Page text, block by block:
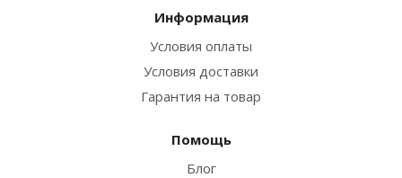
Информация
Условия оплаты
Условия доставки
Гарантия на товар
Помощь
Блог